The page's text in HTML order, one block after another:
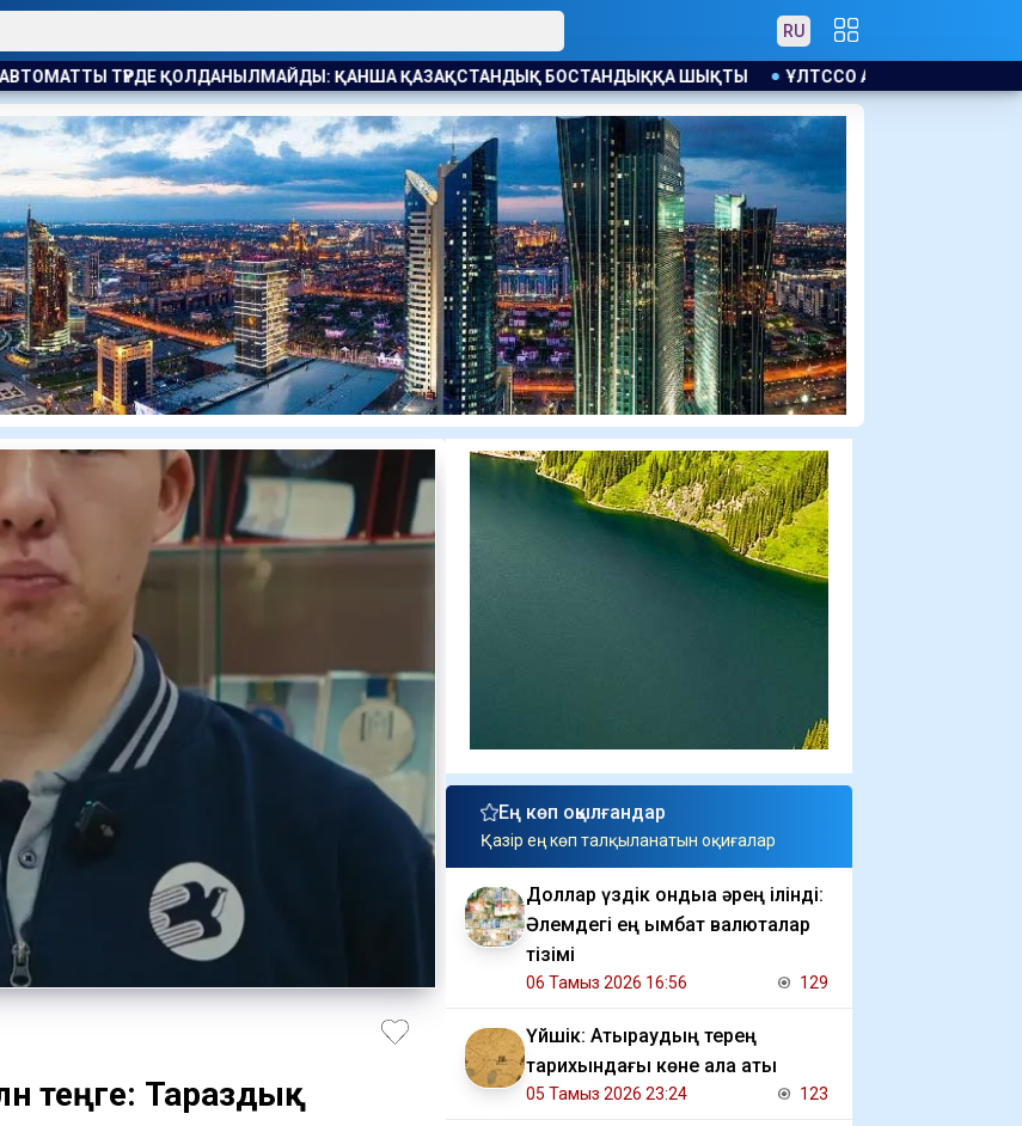
RU
ҚАНША ҚАЗАҚСТАНДЫҚ БОСТАНДЫҚҚА ШЫҚТЫ ҰЛТССО АҚ ҒА МОНОПОЛИЯҒА ҚАРСЫ ЗАҢ БҰЗУШЫЛЫҚ
теңге: Тараздық
Ең көп оқылғандар
Қазір ең көп талқыланатын оқиғалар
Доллар үздік ондыққа әрең ілінді:
Әлемдегі ең қымбат валюталар
тізімі
06 Тамыз 2026 16:56 129
Үйшік: Атыраудың терең
тарихындағы көне қала аты
05 Тамыз 2026 23:24 123